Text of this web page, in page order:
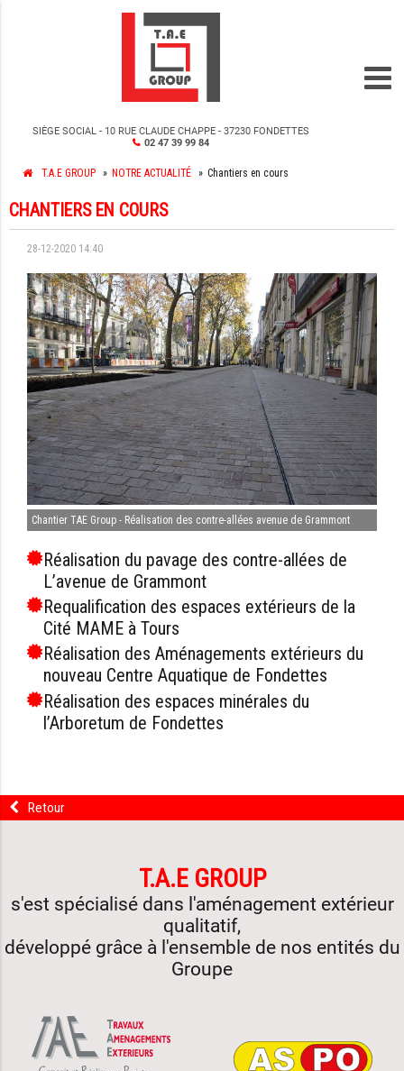
SIÈGE SOCIAL - 10 RUE CLAUDE CHAPPE - 37230 FONDETTES
02 47 39 99 84
T.A.E GROUP NOTRE ACTUALITÉ Chantiers en cours
CHANTIERS EN COURS
28-12-2020 14:40
Chantier TAE Group - Réalisation des contre-allées avenue de Grammont
Réalisation du pavage des contre-allées de
L’avenue de Grammont
Requalification des espaces extérieurs de la
Cité MAME à Tours
Réalisation des Aménagements extérieurs du
nouveau Centre Aquatique de Fondettes
Réalisation des espaces minérales du
l’Arboretum de Fondettes
Retour
T.A.E GROUP
s'est spécialisé dans l'aménagement extérieur
qualitatif,
développé grâce à l'ensemble de nos entités du
Groupe